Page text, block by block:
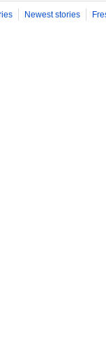
Newest stories